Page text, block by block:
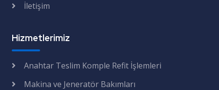
İletişim
Hizmetlerimiz
Anahtar Teslim Komple Refit İşlemleri
Makina ve Jeneratör Bakımları